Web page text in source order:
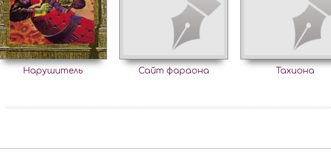
Нарушитель Сайт фараона Тахиона